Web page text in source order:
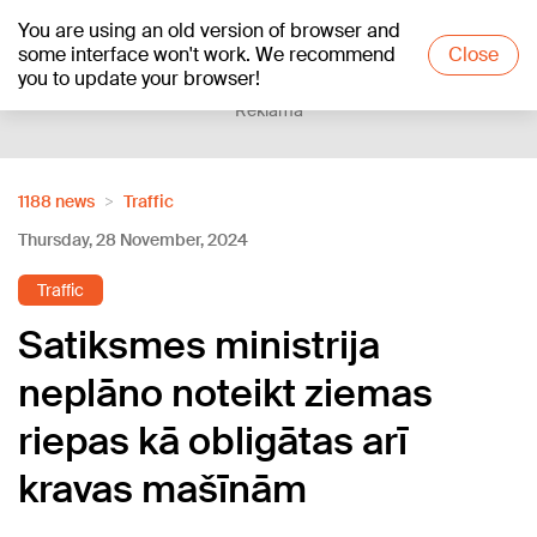
You are using an old version of browser and
some interface won't work. We recommend
you to update your browser!
Close
+24°C
Reklāma
1188 news
Traffic
Thursday, 28 November, 2024
Traffic
Satiksmes ministrija
neplāno noteikt ziemas
riepas kā obligātas arī
kravas mašīnām